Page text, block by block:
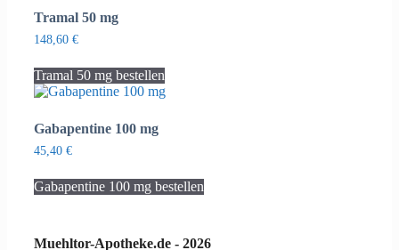
Tramal 50 mg
148,60 €
Tramal 50 mg bestellen
Gabapentine 100 mg
45,40 €
Gabapentine 100 mg bestellen
Muehltor-Apotheke.de - 2026